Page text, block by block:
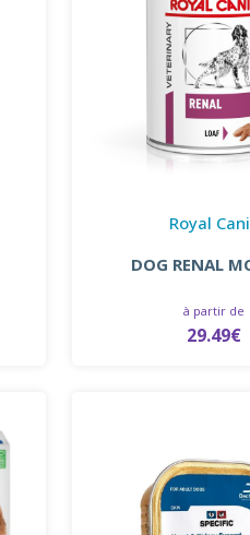
Royal
DOG RENAL
à partir de
29.49€